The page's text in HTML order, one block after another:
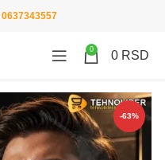
0637343557
0 0 RSD
-63%